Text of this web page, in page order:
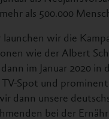
als 500.000
wir die
wie der Albert
im Januar 2020
TV-Spot und
dann unsere
bei der